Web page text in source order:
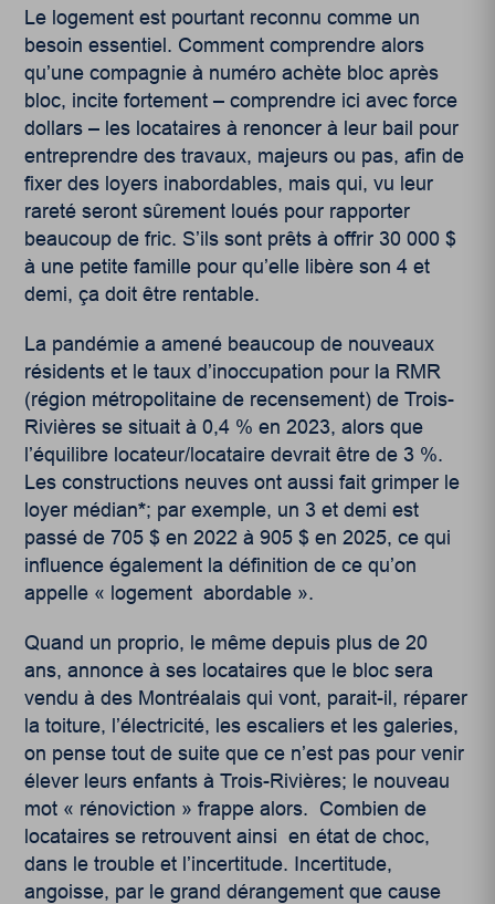
Le logement est pourtant reconnu comme un
besoin essentiel. Comment comprendre alors
qu’une compagnie à numéro achète bloc après
bloc, incite fortement – comprendre ici avec force
dollars – les locataires à renoncer à leur bail pour
entreprendre des travaux, majeurs ou pas, afin de
fixer des loyers inabordables, mais qui, vu leur
rareté seront sûrement loués pour rapporter
beaucoup de fric. S’ils sont prêts à offrir 30 000 $
à une petite famille pour qu’elle libère son 4 et
demi, ça doit être rentable.
La pandémie a amené beaucoup de nouveaux
résidents et le taux d’inoccupation pour la RMR
(région métropolitaine de recensement) de Trois-
Rivières se situait à 0,4 % en 2023, alors que
l’équilibre locateur/locataire devrait être de 3 %.
Les constructions neuves ont aussi fait grimper le
loyer médian*; par exemple, un 3 et demi est
passé de 705 $ en 2022 à 905 $ en 2025, ce qui
influence également la définition de ce qu’on
appelle « logement abordable ».
Quand un proprio, le même depuis plus de 20
ans, annonce à ses locataires que le bloc sera
vendu à des Montréalais qui vont, parait-il, réparer
la toiture, l’électricité, les escaliers et les galeries,
on pense tout de suite que ce n’est pas pour venir
élever leurs enfants à Trois-Rivières; le nouveau
mot « rénoviction » frappe alors. Combien de
locataires se retrouvent ainsi en état de choc,
dans le trouble et l’incertitude. Incertitude,
angoisse, par le grand dérangement que cause